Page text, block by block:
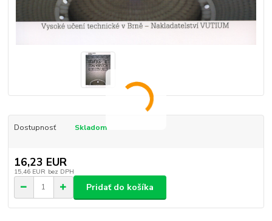
Dostupnosť Skladom
16,23 EUR
15,46 EUR bez DPH
Pridať do košíka